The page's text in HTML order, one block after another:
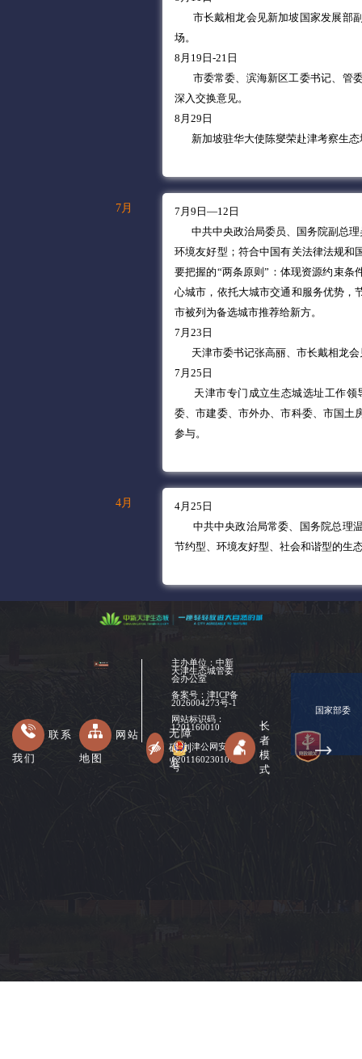
市长戴相龙会见新加坡国家发展部
场。
8月19日-21日
市委常委、滨海新区工委书记、管
深入交换意见。
8月29日
新加坡驻华大使陈燮荣赴津考察生
7月
7月9日—12日
中共中央政治局委员、国务院副总理
环境友好型；符合中国有关法律法规和
要把握的“两条原则”：体现资源约束条
心城市，依托大城市交通和服务优势，
市被列为备选城市推荐给新方。
7月23日
天津市委书记张高丽、市长戴相龙
7月25日
天津市专门成立生态城选址工作
委、市建委、市外办、市科委、市国土
参与。
4月
4月25日
中共中央政治局常委、国务院总理温
节约型、环境友好型、社会和谐型的生
主办单位：中新
天津生态城管委
会办公室
备案号： 津ICP备
2026004273号-1
网站标识码：
1201160010
津公网安备
12011602301078
号
联系
我们
网站
地图
无障
碍浏
览
长
者
模
式
国家部委